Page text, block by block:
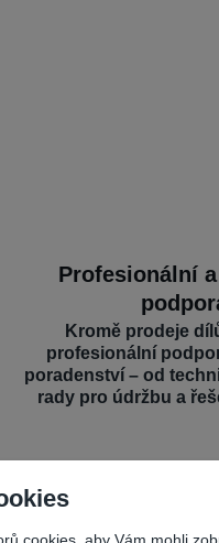
Profesionální
Kromě prodeje
profesionální
poradenství – od
rady pro údržbu a
cookies, aby Vám mohli